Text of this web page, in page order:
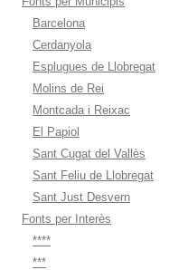
Barcelona
Cerdanyola
Esplugues de Llobregat
Molins de Rei
Montcada i Reixac
El Papiol
Sant Cugat del Vallès
Sant Feliu de Llobregat
Sant Just Desvern
Fonts per Interès
****
***